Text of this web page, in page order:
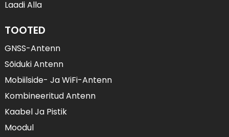
Laadi Alla
TOOTED
GNSS-Antenn
Sõiduki Antenn
Mobiilside- Ja WiFi-Antenn
Kombineeritud Antenn
Kaabel Ja Pistik
Moodul